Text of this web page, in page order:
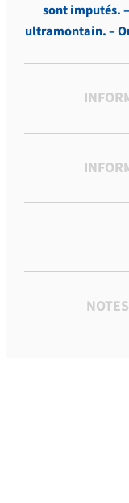
sont imputés.
ultramontain. –